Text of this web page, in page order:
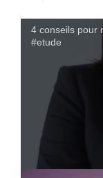
4 conseils pour
#etude